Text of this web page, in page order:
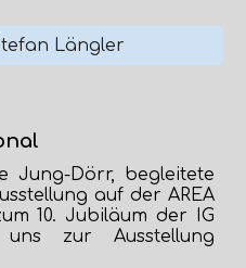
Längler
Jung-Dörr, begleitete
auf der AREA
10. Jubiläum der IG
zur Ausstellung